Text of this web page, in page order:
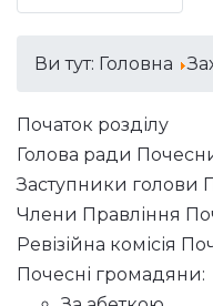
Ви тут: Головна
Початок розділу
Голова ради
Заступники голови
Члени Правління
Ревізійна комісія
Почесні громадяни: